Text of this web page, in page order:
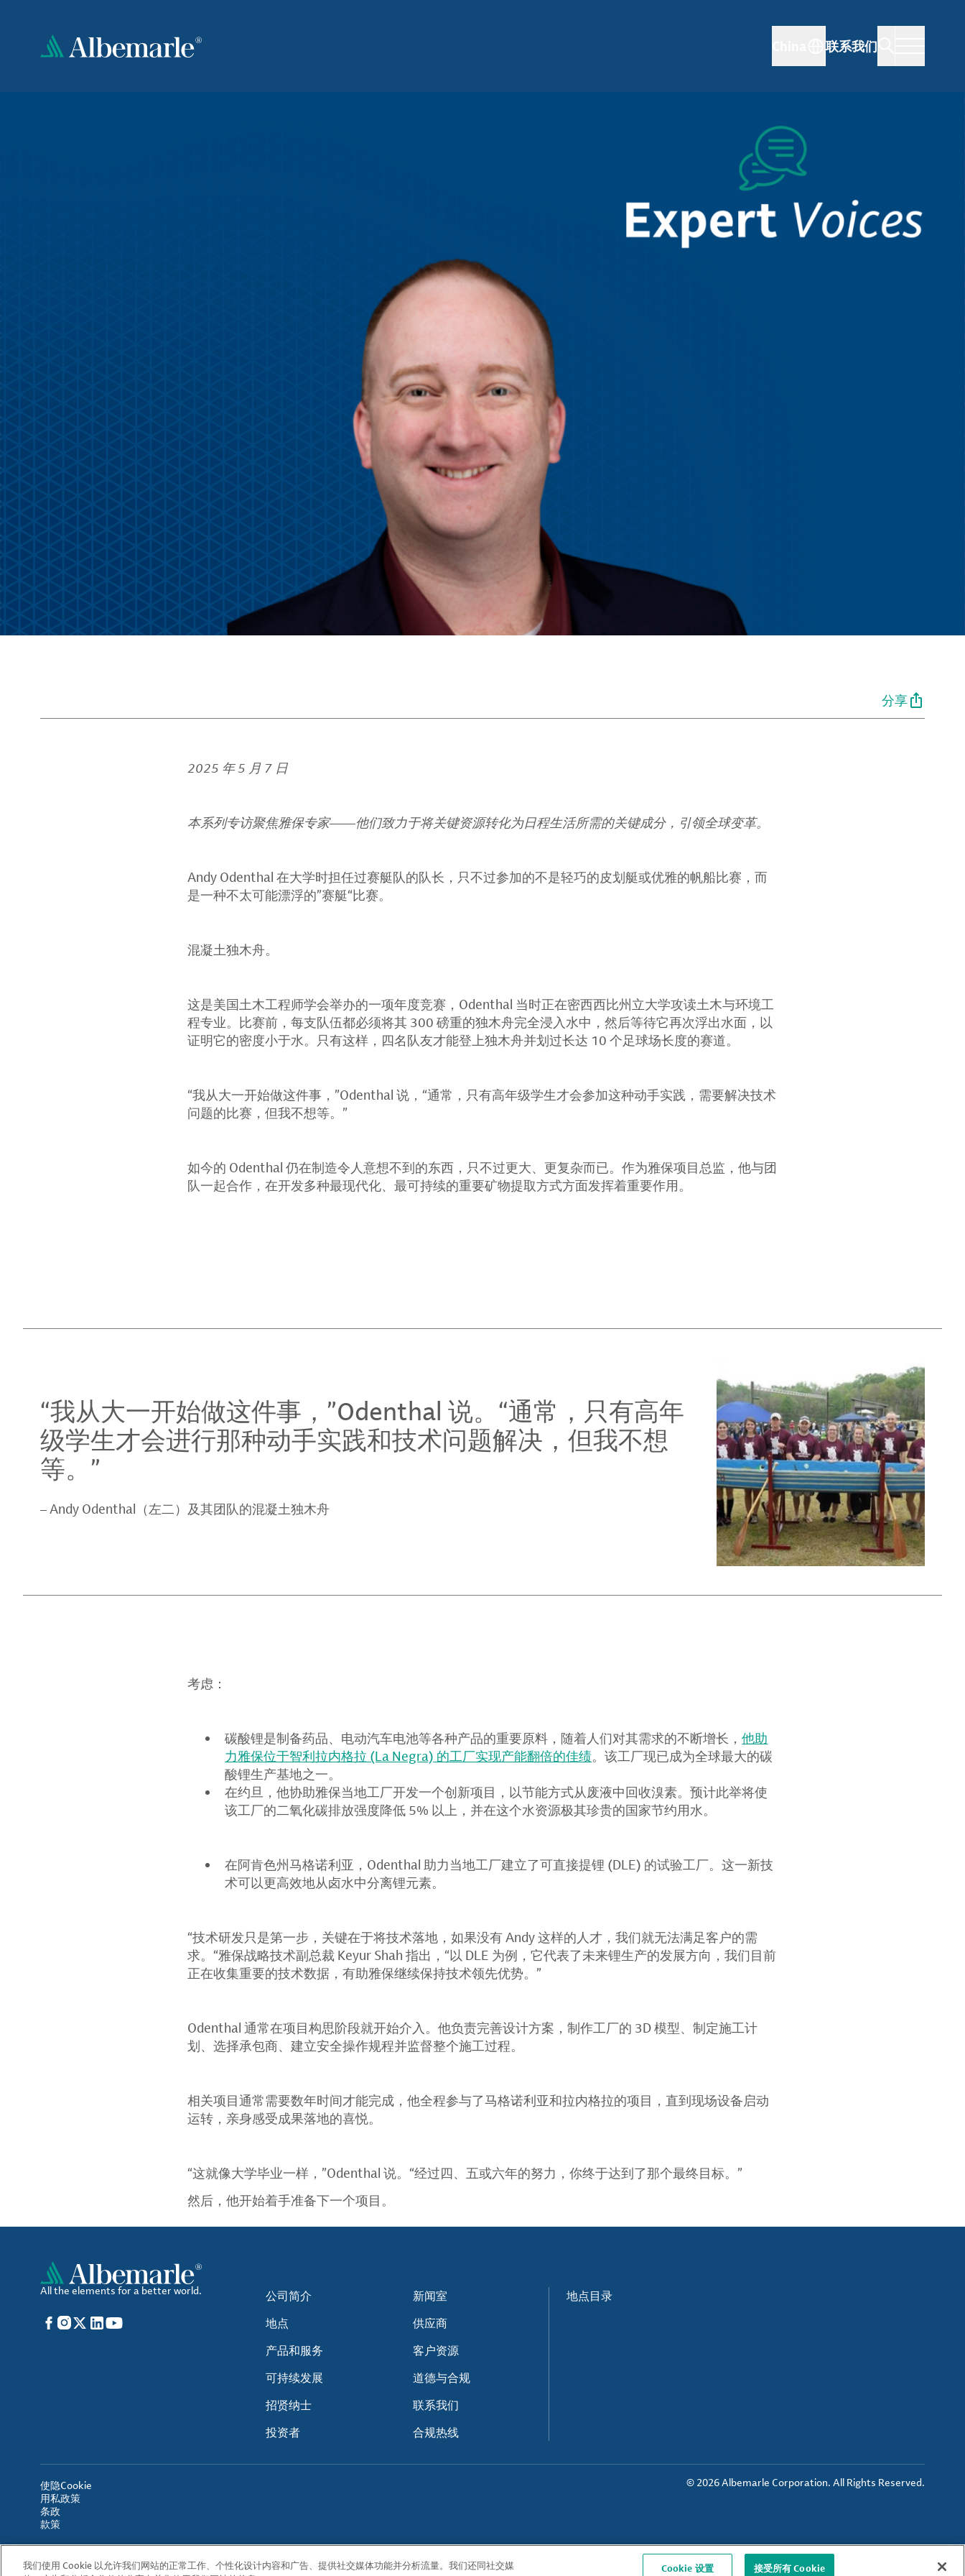
联系我们
分享
2025 年 5 月 7 日
本系列专访聚焦雅保专家——他们致力于将关键资源转化为日程生活所需的关键成分，引领全球变革。
Andy Odenthal 在大学时担任过赛艇队的队长，只不过参加的不是轻巧的皮划艇或优雅的帆船比赛，而
是一种不太可能漂浮的”赛艇“比赛。
混凝土独木舟。
这是美国土木工程师学会举办的一项年度竞赛，Odenthal 当时正在密西西比州立大学攻读土木与环境工
程专业。比赛前，每支队伍都必须将其 300 磅重的独木舟完全浸入水中，然后等待它再次浮出水面，以
证明它的密度小于水。只有这样，四名队友才能登上独木舟并划过长达 10 个足球场长度的赛道。
“我从大一开始做这件事，”Odenthal 说，“通常，只有高年级学生才会参加这种动手实践，需要解决技术
问题的比赛，但我不想等。”
如今的 Odenthal 仍在制造令人意想不到的东西，只不过更大、更复杂而已。作为雅保项目总监，他与团
队一起合作，在开发多种最现代化、最可持续的重要矿物提取方式方面发挥着重要作用。
“我从大一开始做这件事，”Odenthal 说。“通常，只有高年
级学生才会进行那种动手实践和技术问题解决，但我不想
等。”
Andy Odenthal（左二）及其团队的混凝土独木舟
考虑：
碳酸锂是制备药品、电动汽车电池等各种产品的重要原料，随着人们对其需求的不断增长，他助
力雅保位于智利拉内格拉 (La Negra) 的工厂实现产能翻倍的佳绩。该工厂现已成为全球最大的碳
酸锂生产基地之一。
在约旦，他协助雅保当地工厂开发一个创新项目，以节能方式从废液中回收溴素。预计此举将使
该工厂的二氧化碳排放强度降低 5% 以上，并在这个水资源极其珍贵的国家节约用水。
在阿肯色州马格诺利亚，Odenthal 助力当地工厂建立了可直接提锂 (DLE) 的试验工厂。这一新技
术可以更高效地从卤水中分离锂元素。
“技术研发只是第一步，关键在于将技术落地，如果没有 Andy 这样的人才，我们就无法满足客户的需
求。“雅保战略技术副总裁 Keyur Shah 指出，“以 DLE 为例，它代表了未来锂生产的发展方向，我们目前
正在收集重要的技术数据，有助雅保继续保持技术领先优势。”
Odenthal 通常在项目构思阶段就开始介入。他负责完善设计方案，制作工厂的 3D 模型、制定施工计
划、选择承包商、建立安全操作规程并监督整个施工过程。
相关项目通常需要数年时间才能完成，他全程参与了马格诺利亚和拉内格拉的项目，直到现场设备启动
运转，亲身感受成果落地的喜悦。
“这就像大学毕业一样，”Odenthal 说。“经过四、五或六年的努力，你终于达到了那个最终目标。”
然后，他开始着手准备下一个项目。
All the elements for a better world.
Facebook
Instagram
X LinkedIn
YouTube
公司简介
地点
产品和服务
可持续发展
招贤纳士
投资者
新闻室
供应商
客户资源
道德与合规
联系我们
合规热线
地点目录
使
用
条
款
隐
私
政
策
Cookie
政策
© 2026 Albemarle Corporation. All Rights Reserved.
我们使用 Cookie 以允许我们网站的正常工作、个性化设计内容和广告、提供社交媒体功能并分析流量。我们还同社交媒
Cookie 设置 接受所有 Cookie